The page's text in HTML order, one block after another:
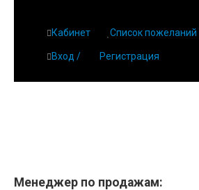
Кабинет Список пожеланий
Вход / Регистрация
Менеджер по продажам:
Парфюмерия
Отзывы